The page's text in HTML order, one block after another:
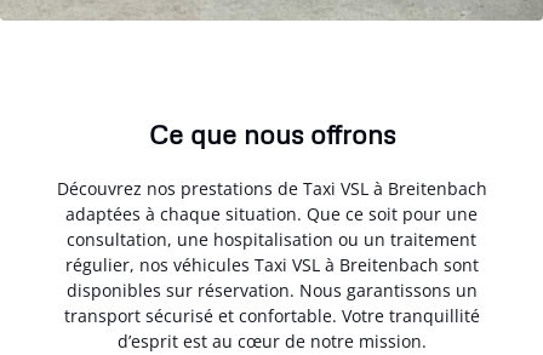
Ce que nous offrons
Découvrez nos prestations de Taxi VSL à Breitenbach
adaptées à chaque situation. Que ce soit pour une
consultation, une hospitalisation ou un traitement
régulier, nos véhicules Taxi VSL à Breitenbach sont
disponibles sur réservation. Nous garantissons un
transport sécurisé et confortable. Votre tranquillité
d’esprit est au cœur de notre mission.